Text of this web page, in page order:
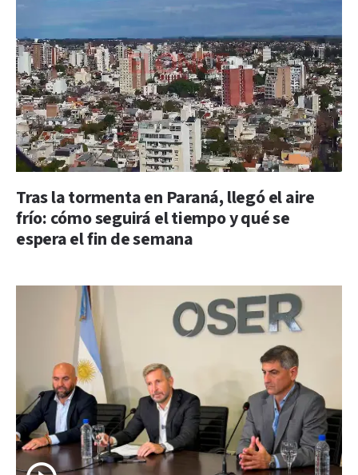
Tras la tormenta en Paraná, llegó el aire
frío: cómo seguirá el tiempo y qué se
espera el fin de semana